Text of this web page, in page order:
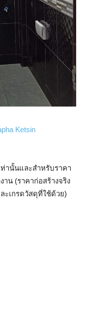
Ketsin
ท่านั้นและสำหรับราคา
าน (ราคาก่อสร้างจริง
เกรดวัสดุที่ใช้ด้วย)